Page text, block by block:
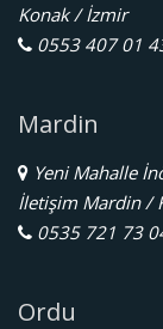
Konak / İzmir
0553 407 01
Mardin
Yeni Mahalle
İletişim Mardin /
0535 721 73
Ordu